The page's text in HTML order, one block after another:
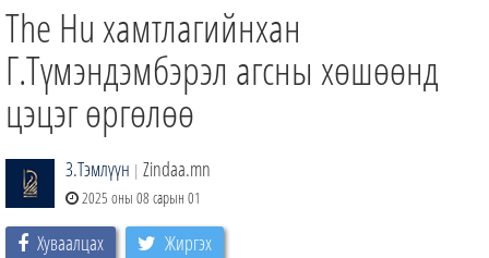
ӨГЛӨӨНИЙ СОНИН
АУДИО ЗОХИОЛ
ЗИНДАА СЭТГҮҮЛ
The Hu хамтлагийнхан
Г.Түмэндэмбэрэл агсны хөшөөнд
цэцэг өргөлөө
З.Тэмлүүн | Zindaa.mn
2025 оны 08 сарын 01
Хуваалцах Жиргэх